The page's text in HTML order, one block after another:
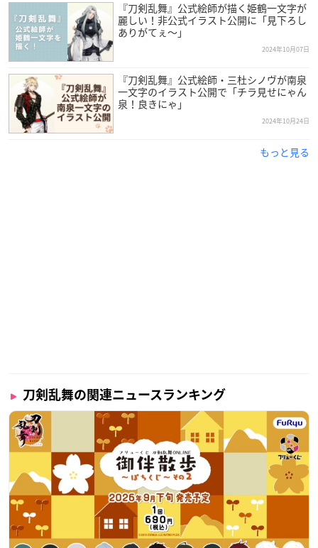
『刀剣乱舞』公式絵師が描く姫鶴一文字が
麗しい！非公式イラスト公開に「見下ろし
ありがてぇ～」
2024年10月07日
『刀剣乱舞』公式絵師・三杜シノヴが南泉
一文字のイラスト公開で「チラ見せにゃん
泉！良きにゃ」
2024年10月24日
もっと見る
刀剣乱舞の関連ニュースランキング